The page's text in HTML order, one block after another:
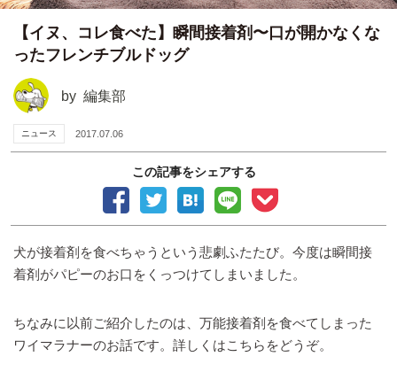
【イヌ、コレ食べた】瞬間接着剤〜口が開かなくな
ったフレンチブルドッグ
by 編集部
ニュース 2017.07.06
この記事をシェアする
犬が接着剤を食べちゃうという悲劇ふたたび。今度は瞬間接
着剤がパピーのお口をくっつけてしまいました。
ちなみに以前ご紹介したのは、万能接着剤を食べてしまった
ワイマラナーのお話です。詳しくはこちらをどうぞ。